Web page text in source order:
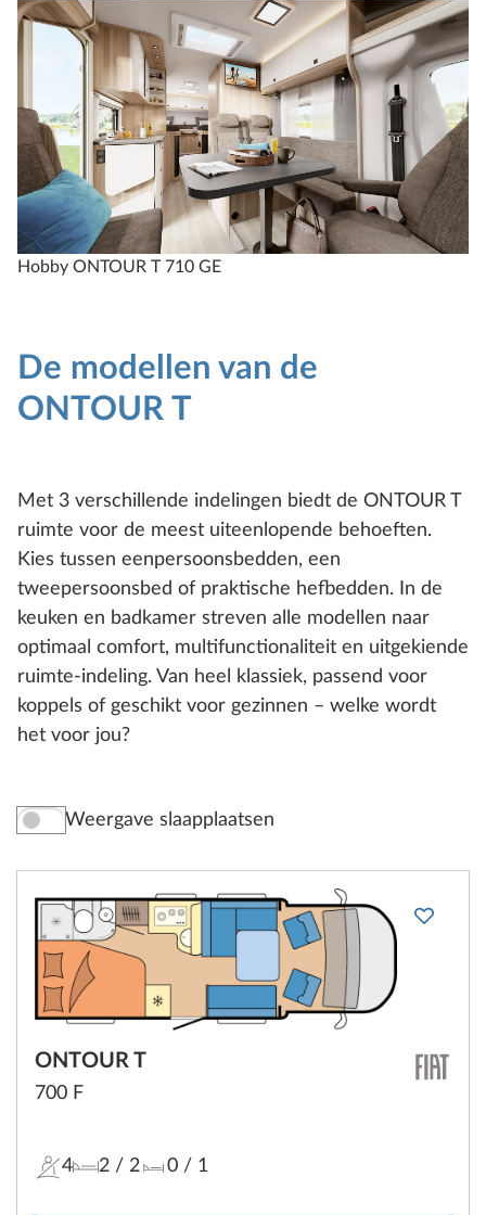
Hobby ONTOUR T 710 GE
De modellen van de
ONTOUR T
Met 3 verschillende indelingen biedt de ONTOUR T
ruimte voor de meest uiteenlopende behoeften.
Kies tussen eenpersoonsbedden, een
tweepersoonsbed of praktische hefbedden. In de
keuken en badkamer streven alle modellen naar
optimaal comfort, multifunctionaliteit en uitgekiende
ruimte-indeling. Van heel klassiek, passend voor
koppels of geschikt voor gezinnen – welke wordt
het voor jou?
Weergave slaapplaatsen
ONTOUR T
700 F
4 2 / 2 0/ 1